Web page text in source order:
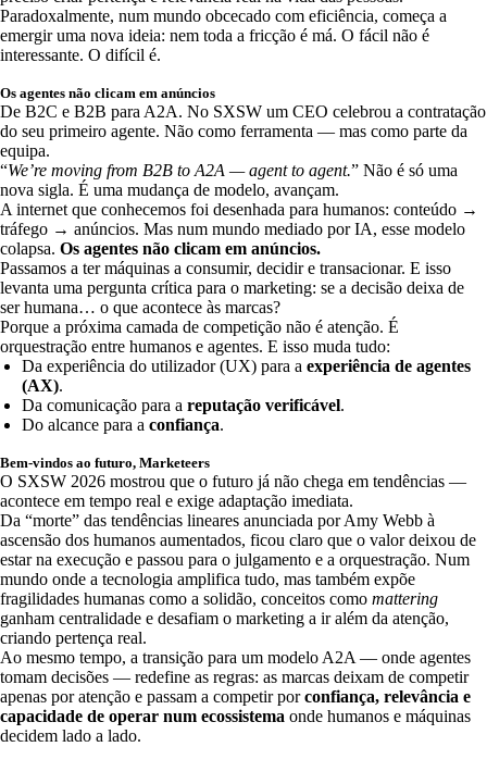
Paradoxalmente, num mundo obcecado com eficiência, começa a
emergir uma nova ideia: nem toda a fricção é má. O fácil não é
interessante. O difícil é.
Os agentes não clicam em anúncios
De B2C e B2B para A2A. No SXSW um CEO celebrou a contratação
do seu primeiro agente. Não como ferramenta — mas como parte da
equipa.
“We’re moving from B2B to A2A — agent to agent.” Não é só uma
nova sigla. É uma mudança de modelo, avançam.
A internet que conhecemos foi desenhada para humanos: conteúdo →
tráfego → anúncios. Mas num mundo mediado por IA, esse modelo
colapsa. Os agentes não clicam em anúncios.
Passamos a ter máquinas a consumir, decidir e transacionar. E isso
levanta uma pergunta crítica para o marketing: se a decisão deixa de
ser humana… o que acontece às marcas?
Porque a próxima camada de competição não é atenção. É
orquestração entre humanos e agentes. E isso muda tudo:
Da experiência do utilizador (UX) para a experiência de agentes
(AX).
Da comunicação para a reputação verificável.
Do alcance para a confiança.
Bem-vindos ao futuro, Marketeers
O SXSW 2026 mostrou que o futuro já não chega em tendências —
acontece em tempo real e exige adaptação imediata.
Da “morte” das tendências lineares anunciada por Amy Webb à
ascensão dos humanos aumentados, ficou claro que o valor deixou de
estar na execução e passou para o julgamento e a orquestração. Num
mundo onde a tecnologia amplifica tudo, mas também expõe
fragilidades humanas como a solidão, conceitos como mattering
ganham centralidade e desafiam o marketing a ir além da atenção,
criando pertença real.
Ao mesmo tempo, a transição para um modelo A2A — onde agentes
tomam decisões — redefine as regras: as marcas deixam de competir
apenas por atenção e passam a competir porconfiança, relevância e
capacidade de operar num ecossistema onde humanos e máquinas
decidem lado a lado.